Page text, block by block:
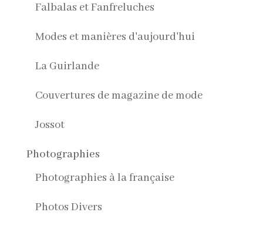
Falbalas et Fanfreluches
Modes et manières d'aujourd'hui
La Guirlande
Couvertures de magazine de mode
Jossot
Photographies
Photographies à la française
Photos Divers